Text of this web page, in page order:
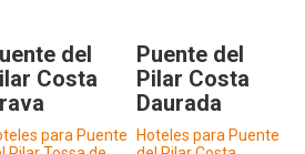
del
Costa
Puente del
Pilar Costa
Daurada
para Puente
Hoteles para Puente